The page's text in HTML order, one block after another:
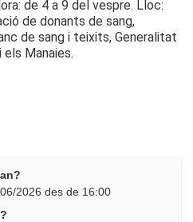
de 4 a 9 del vespre. Lloc:
de donants de sang,
de sang i teixits, Generalitat
els Manaies.
2026 des de 16:00